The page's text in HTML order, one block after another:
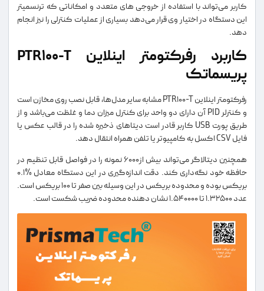
کاربر می‌تواند با استفاده از خروجی های متعدد و امکاناتی که ترنسمیتر
این دستگاه در اختیار وی قرار می‌دهد بسیاری از عملیات کنترلی را نیز انجام
دهد.
کاربرد رفرکتومتر اینلاین PTR100-T
پریسماتک
رفرکتومتر اینلاین PTR100-T مشابه سایر مدل‌ها، قابل نصب روی مخازن است
و کنترلر PID آن دارای دو واحد برای کنترل میزان دما و غلظت می‌باشد و از
طریق پورت USB کاربر قادر است دیتاهای ذخیره شده را در قالب عکس یا
فایل CSV اکسل به کامپیوتر یا تلفن همراه انتقال دهد.
همچنین دیتالاگر می‌تواند بیش از6000 نمونه را در فواصل قابل تنظیم در
حافظه خود نگه‌داری کند. دقت اندازه‌گیری در این دستگاه معادل %0.1
بریکس بوده و محدوده بریکس در این وسیله بین صفر تا 100 بریکس است.
عدد 1.32500 تا 1.540000 نشان دهنده محدوده ضریب شکست است.